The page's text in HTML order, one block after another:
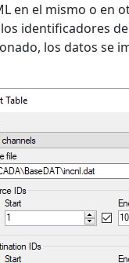
en el mismo o en
identificadores
los datos se